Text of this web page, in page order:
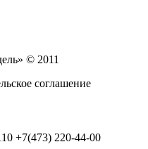
© 2011
соглашение
+7(473) 220-44-00